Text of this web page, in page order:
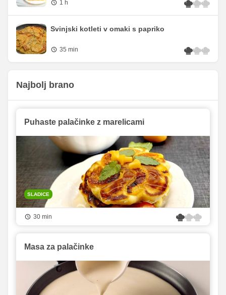
1 h
Svinjski kotleti v omaki s papriko
35 min
Najbolj brano
Puhaste palačinke z marelicami
SLADICE
30 min
Masa za palačinke